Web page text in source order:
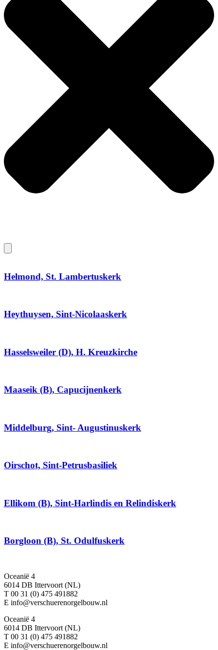
Helmond, St. Lambertuskerk
Heythuysen, Sint-Nicolaaskerk
Hasselsweiler (D), H. Kreuzkirche
Maaseik (B), Capucijnenkerk
Middelburg, Sint- Augustinuskerk
Oirschot, Sint-Petrusbasiliek
Ellikom (B), Sint-Harlindis en Relindiskerk
Borgloon (B), St. Odulfuskerk
Oceanië 4
6014 DB Ittervoort (NL)
T 00 31 (0) 475 491882
E info@verschuerenorgelbouw.nl
Oceanië 4
6014 DB Ittervoort (NL)
T 00 31 (0) 475 491882
E info@verschuerenorgelbouw.nl